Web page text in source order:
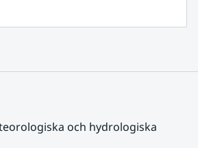
och hydrologiska